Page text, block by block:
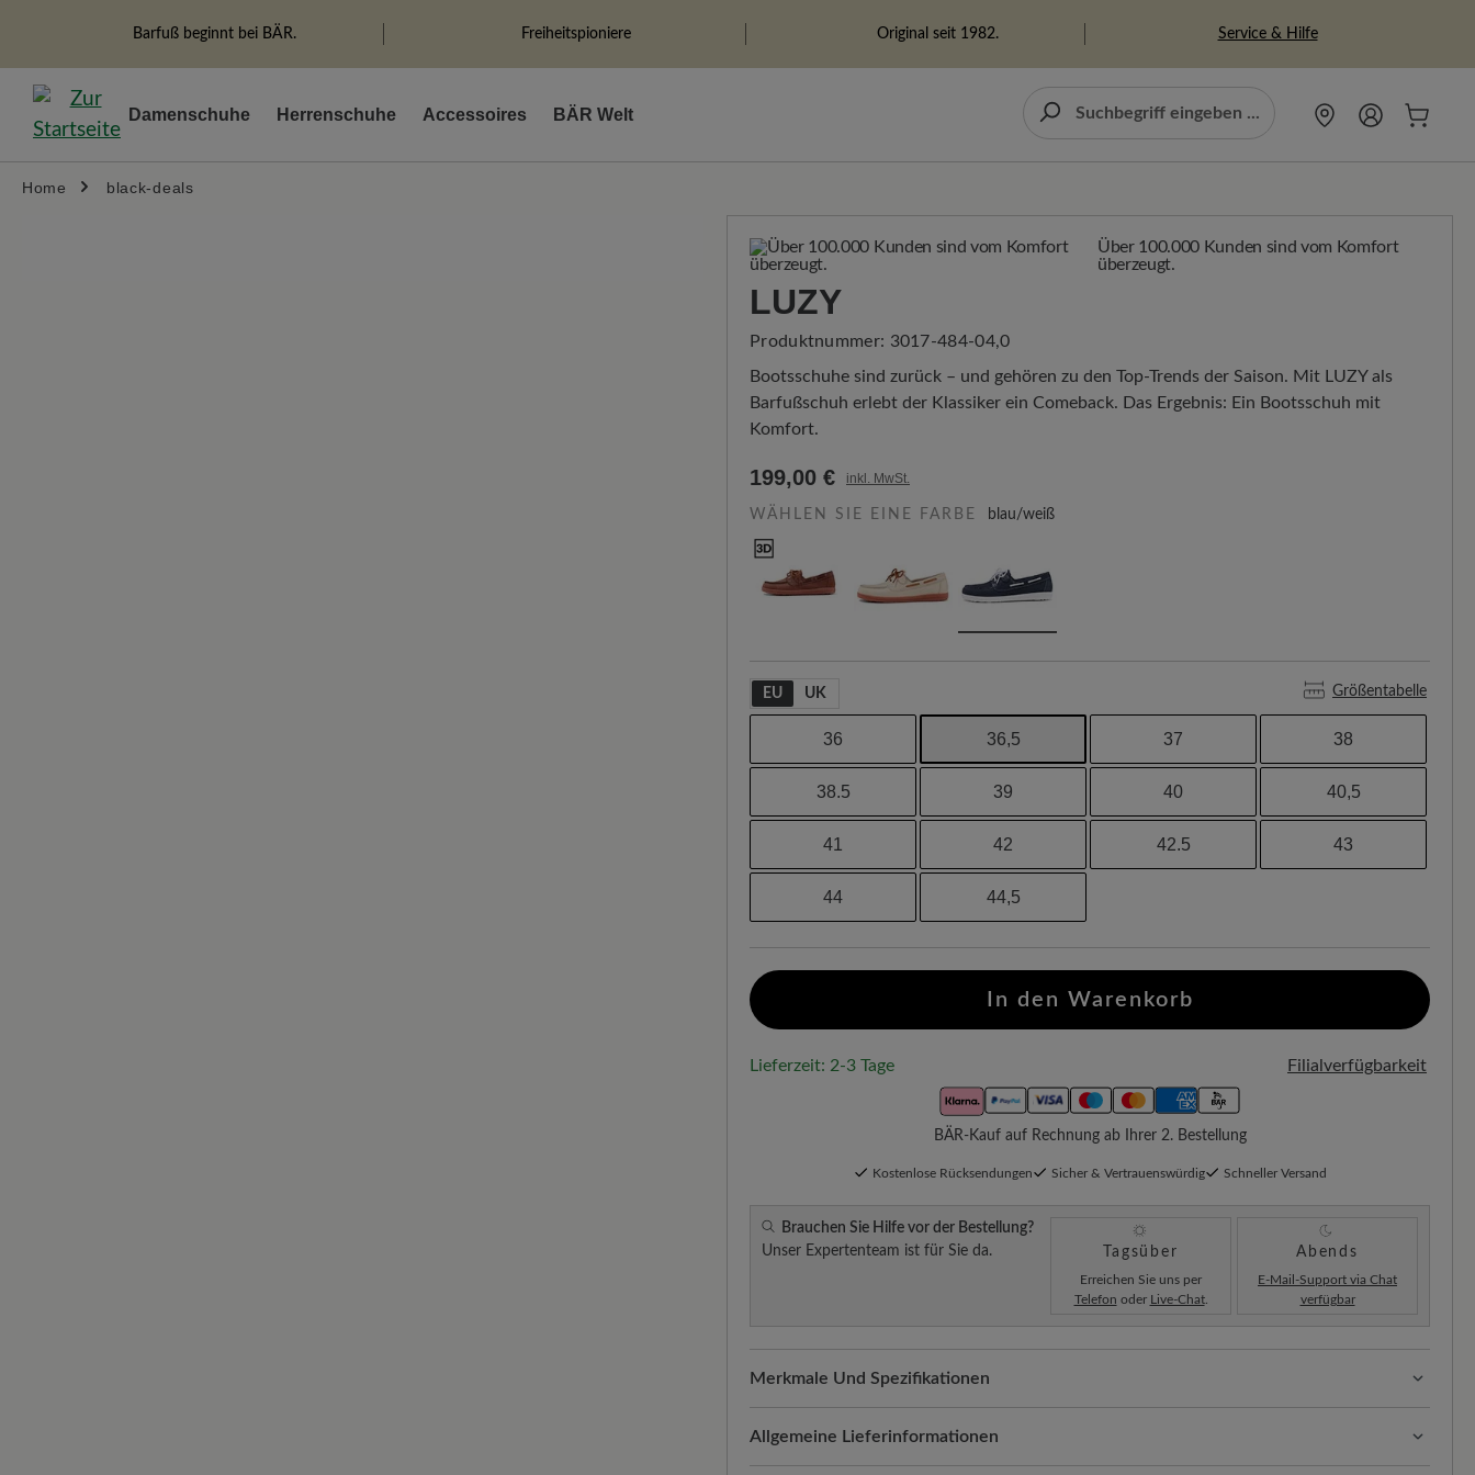
Zur Hauptnavigation springen
Barfuß beginnt bei BÄR. Freiheitspioniere Original seit 1982. Service & Hilfe
Damenschuhe Herrenschuhe Accessoires BÄR Welt
Home black-deals
Über 100.000 Kunden sind vom Komfort
überzeugt.
LUZY
Produktnummer: 3017-484-04,0
Bootsschuhe sind zurück – und gehören zu den Top-Trends der Saison. Mit LUZY als
Barfußschuh erlebt der Klassiker ein Comeback. Das Ergebnis: Ein Bootsschuh mit
Komfort.
199,00 € inkl. MwSt.
WÄHLEN SIE EINE FARBE blau/weiß
EU UK Größentabelle
36 36,5 37 38
38.5 39 40 40,5
41 42 42.5 43
44 44,5
In den Warenkorb
Lieferzeit: 2-3 Tage Filialverfügbarkeit
BÄR-Kauf auf Rechnung ab Ihrer 2. Bestellung
Kostenlose Rücksendungen Sicher & Vertrauenswürdig Schneller Versand
Brauchen Sie Hilfe vor der Bestellung?
Unser Expertenteam ist für Sie da.
Tagsüber
Erreichen Sie uns per
Telefon oder Live-Chat.
Abends
E-Mail-Support via Chat
verfügbar
Merkmale Und Spezifikationen
Freeyourfeet!Die perfekte Passform mit 100% Zehenfreiheit. Natürlich geformte
Schuhe, handgefertigt hergestellt.
Allgemeine Lieferinformationen